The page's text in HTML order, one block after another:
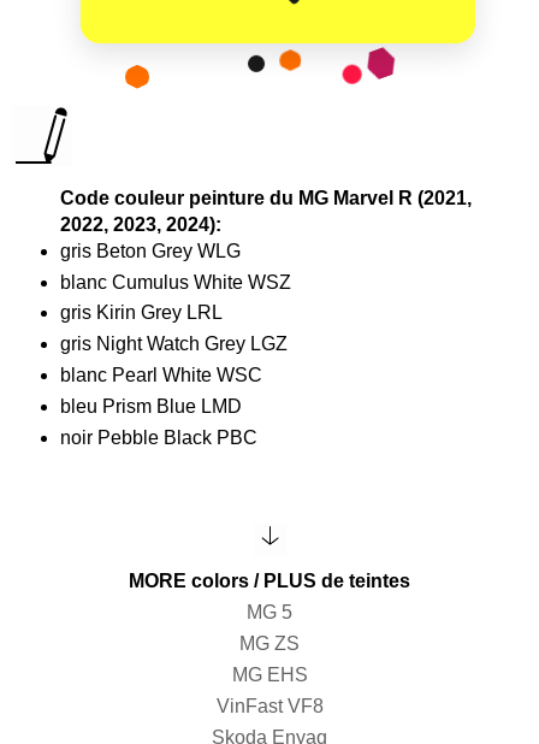
Code couleur peinture du MG Marvel R (2021,
2022, 2023, 2024):
gris Beton Grey WLG
blanc Cumulus White WSZ
gris Kirin Grey LRL
gris Night Watch Grey LGZ
blanc Pearl White WSC
bleu Prism Blue LMD
noir Pebble Black PBC
MORE colors / PLUS de teintes
MG 5
MG ZS
MG EHS
VinFast VF8
Skoda Enyaq